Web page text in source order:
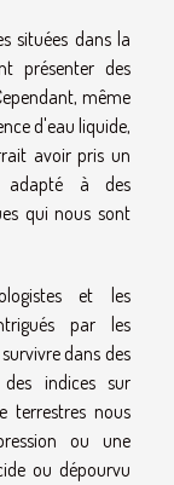
situées dans la
présenter des
même
d'eau liquide,
avoir pris un
adapté à des
qui nous sont
et les
par les
dans des
indices sur
terrestres nous
ou une
ou dépourvu